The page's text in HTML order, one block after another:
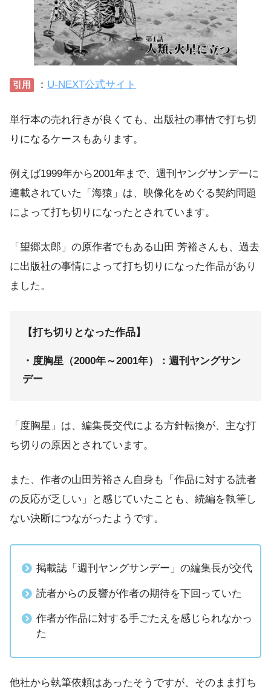
引用 ： U-NEXT公式サイト
単行本の売れ行きが良くても、出版社の事情で打ち切
りになるケースもあります。
例えば1999年から2001年まで、週刊ヤングサンデーに
連載されていた「海猿」は、映像化をめぐる契約問題
によって打ち切りになったとされています。
「望郷太郎」の原作者でもある山田 芳裕さんも、過去
に出版社の事情によって打ち切りになった作品があり
ました。
【打ち切りとなった作品】
・度胸星（2000年～2001年）：週刊ヤングサン
デー
「度胸星」は、編集長交代による方針転換が、主な打
ち切りの原因とされています。
また、作者の山田芳裕さん自身も「作品に対する読者
の反応が乏しい」と感じていたことも、続編を執筆し
ない決断につながったようです。
掲載誌「週刊ヤングサンデー」の編集長が交代
読者からの反響が作者の期待を下回っていた
作者が作品に対する手ごたえを感じられなかっ
た
他社から執筆依頼はあったそうですが、そのまま打ち